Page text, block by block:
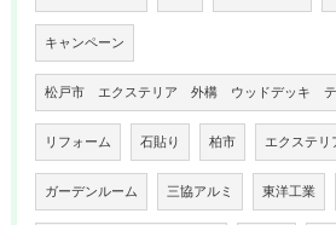
キャンペーン
松戸市 エクステリア 外構 ウッドデッキ テ
リフォーム 石貼り 柏市 エクステリ
ガーデンルーム 三協アルミ 東洋工業